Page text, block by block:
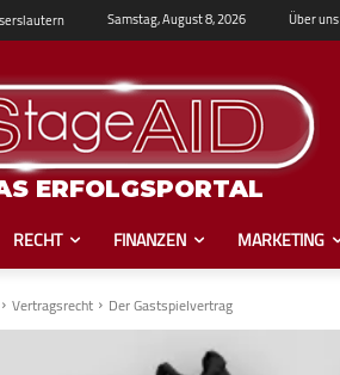
Samstag, August 8, 2026 Über uns
ERFOLGSPORTAL
RECHT FINANZEN MARKETING
Vertragsrecht Der Gastspielvertrag